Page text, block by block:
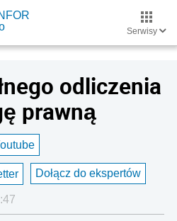
Serwisy
odliczenia
prawną
Dołącz do ekspertów